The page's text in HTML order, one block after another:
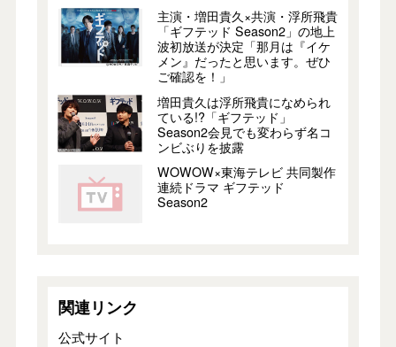
主演・増田貴久×共演・浮所飛貴
「ギフテッド Season2」の地上
波初放送が決定「那月は『イケ
メン』だったと思います。ぜひ
ご確認を！」
増田貴久は浮所飛貴になめられ
ている!?「ギフテッド」
Season2会見でも変わらず名コ
ンビぶりを披露
WOWOW×東海テレビ 共同製作
連続ドラマ ギフテッド
Season2
関連リンク
公式サイト